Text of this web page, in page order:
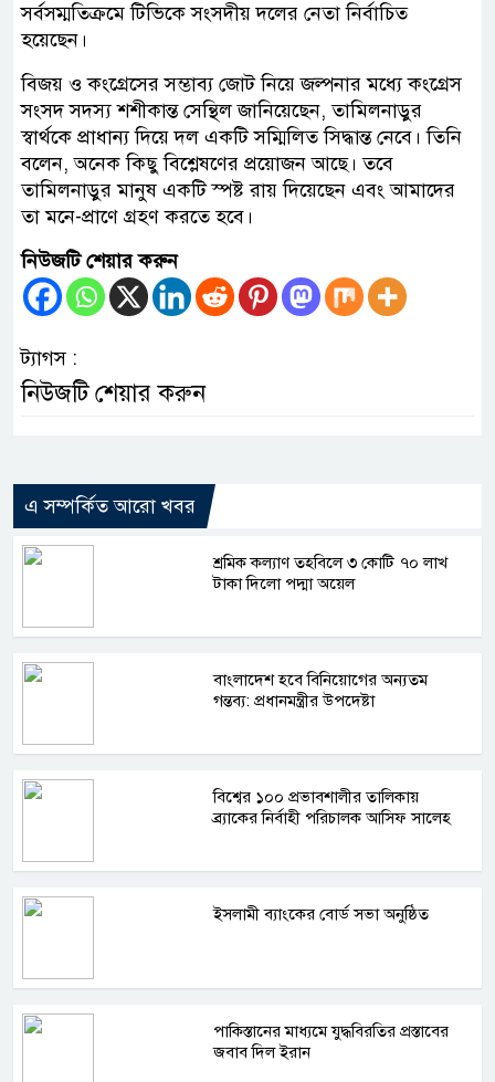
সর্বসম্মতিক্রমে টিভিকে সংসদীয় দলের নেতা নির্বাচিত
হয়েছেন।
বিজয় ও কংগ্রেসের সম্ভাব্য জোট নিয়ে জল্পনার মধ্যে কংগ্রেস
সংসদ সদস্য শশীকান্ত সেন্থিল জানিয়েছেন, তামিলনাড়ুর
স্বার্থকে প্রাধান্য দিয়ে দল একটি সম্মিলিত সিদ্ধান্ত নেবে। তিনি
বলেন, অনেক কিছু বিশ্লেষণের প্রয়োজন আছে। তবে
তামিলনাড়ুর মানুষ একটি স্পষ্ট রায় দিয়েছেন এবং আমাদের
তা মনে-প্রাণে গ্রহণ করতে হবে।
নিউজটি শেয়ার করুন
ট্যাগস :
নিউজটি শেয়ার করুন
এ সম্পর্কিত আরো খবর
শ্রমিক কল্যাণ তহবিলে ৩ কোটি ৭০ লাখ
টাকা দিলো পদ্মা অয়েল
বাংলাদেশ হবে বিনিয়োগের অন্যতম
গন্তব্য: প্রধানমন্ত্রীর উপদেষ্টা
বিশ্বের ১০০ প্রভাবশালীর তালিকায়
ব্র্যাকের নির্বাহী পরিচালক আসিফ সালেহ
ইসলামী ব্যাংকের বোর্ড সভা অনুষ্ঠিত
পাকিস্তানের মাধ্যমে যুদ্ধবিরতির প্রস্তাবের
জবাব দিল ইরান